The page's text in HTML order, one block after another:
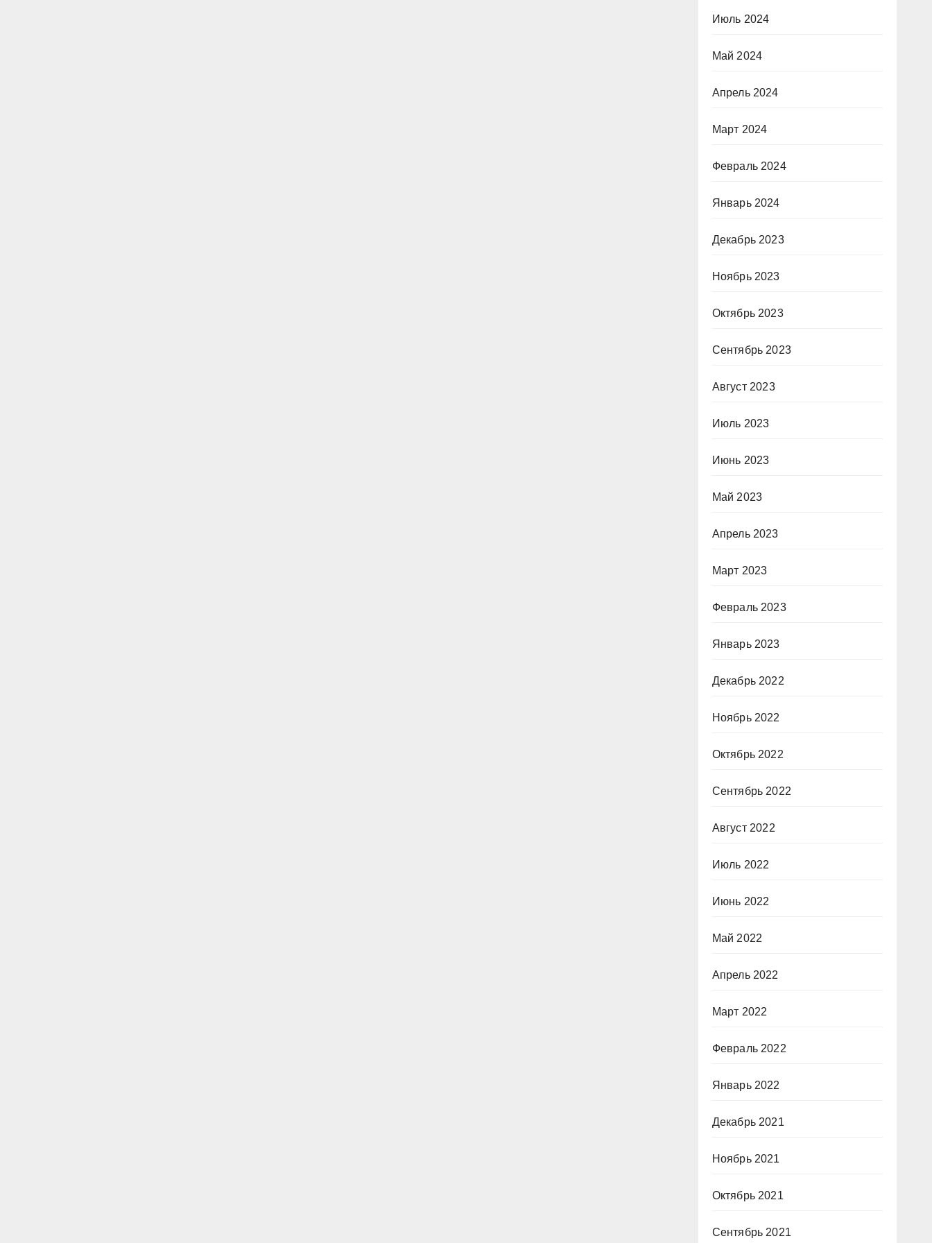
Июль 2024
Май 2024
Апрель 2024
Март 2024
Февраль 2024
Январь 2024
Декабрь 2023
Ноябрь 2023
Октябрь 2023
Сентябрь 2023
Август 2023
Июль 2023
Июнь 2023
Май 2023
Апрель 2023
Март 2023
Февраль 2023
Январь 2023
Декабрь 2022
Ноябрь 2022
Октябрь 2022
Сентябрь 2022
Август 2022
Июль 2022
Июнь 2022
Май 2022
Апрель 2022
Март 2022
Февраль 2022
Январь 2022
Декабрь 2021
Ноябрь 2021
Октябрь 2021
Сентябрь 2021